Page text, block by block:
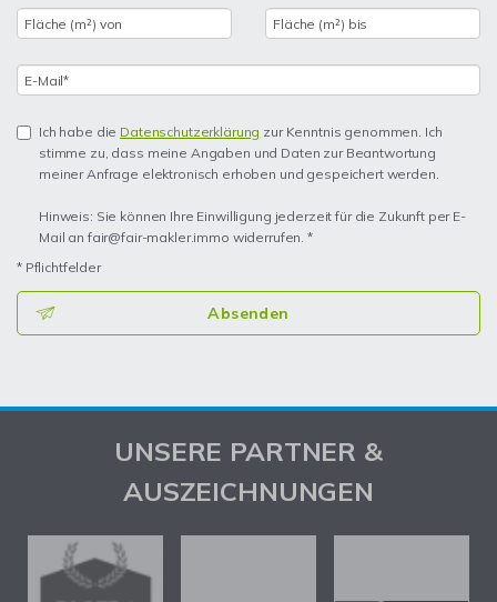
Ich habe die Datenschutzerklärung zur Kenntnis genommen. Ich
stimme zu, dass meine Angaben und Daten zur Beantwortung
meiner Anfrage elektronisch erhoben und gespeichert werden.
Hinweis: Sie können Ihre Einwilligung jederzeit für die Zukunft per E-
Mail an fair@fair-makler.immo widerrufen. *
* Pflichtfelder
Absenden
UNSERE PARTNER &
AUSZEICHNUNGEN